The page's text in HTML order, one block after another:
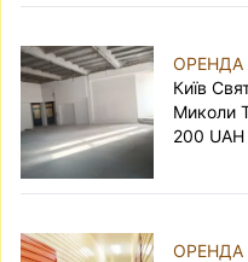
ОРЕНДА
Київ
Миколи
200 UAH
ОРЕНДА